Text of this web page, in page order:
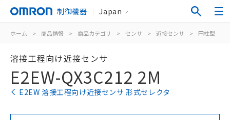
制御機器 Japan
ホーム > 商品情報 > 商品カテゴリ > センサ > 近接センサ > 円柱型
溶接工程向け近接センサ
E2EW-QX3C212 2M
E2EW 溶接工程向け近接センサ 形式セレクタ